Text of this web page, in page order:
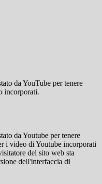
da YouTube per tenere
incorporati.
da Youtube per tenere
i video di Youtube incorporati
del sito web sta
dell'interfaccia di